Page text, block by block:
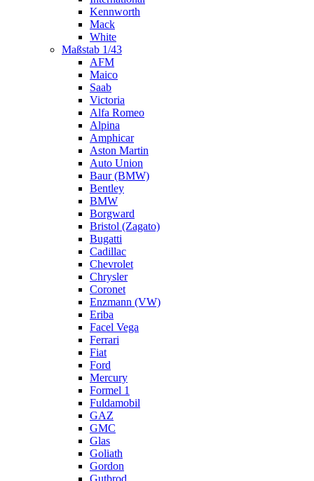
Kennworth
Mack
White
Maßstab 1/43
AFM
Maico
Saab
Victoria
Alfa Romeo
Alpina
Amphicar
Aston Martin
Auto Union
Baur (BMW)
Bentley
BMW
Borgward
Bristol (Zagato)
Bugatti
Cadillac
Chevrolet
Chrysler
Coronet
Enzmann (VW)
Eriba
Facel Vega
Ferrari
Fiat
Ford
Mercury
Formel 1
Fuldamobil
GAZ
GMC
Glas
Goliath
Gordon
Gutbrod